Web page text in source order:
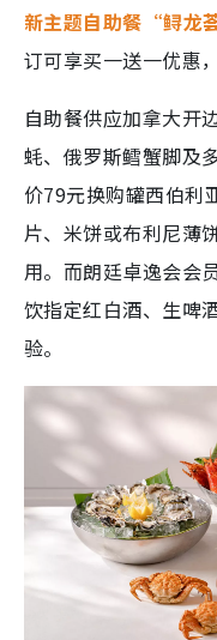
新主题自助餐“鲟龙
订可享买一送一优惠
自助餐供应加拿大开
蚝、俄罗斯鳕蟹脚及
价79元换购罐西伯利
片、米饼或布利尼薄
用。而朗廷卓逸会会
饮指定红白酒、生啤
验。